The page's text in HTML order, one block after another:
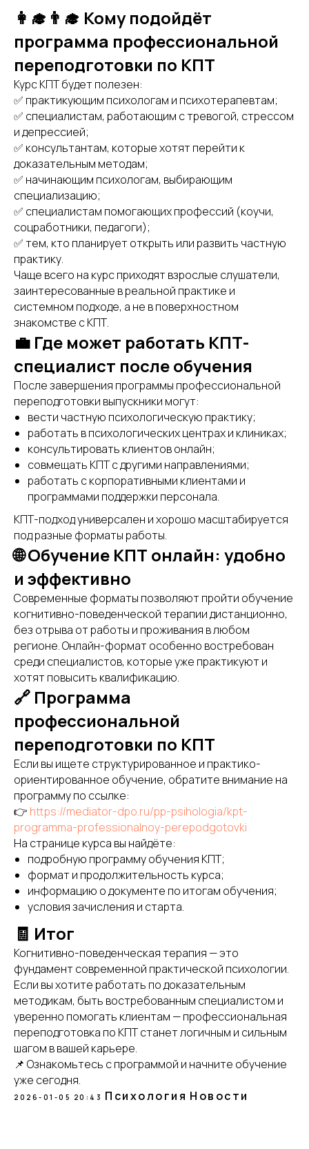
👩‍🎓👨‍🎓 Кому подойдёт
программа профессиональной
переподготовки по КПТ
Курс КПТ будет полезен:
✅ практикующим психологам и психотерапевтам;
✅ специалистам, работающим с тревогой, стрессом
и депрессией;
✅ консультантам, которые хотят перейти к
доказательным методам;
✅ начинающим психологам, выбирающим
специализацию;
✅ специалистам помогающих профессий (коучи,
соцработники, педагоги);
✅ тем, кто планирует открыть или развить частную
практику.
Чаще всего на курс приходят взрослые слушатели,
заинтересованные в реальной практике и
системном подходе, а не в поверхностном
знакомстве с КПТ.
💼 Где может работать КПТ-
специалист после обучения
После завершения программы профессиональной
переподготовки выпускники могут:
вести частную психологическую практику;
работать в психологических центрах и клиниках;
консультировать клиентов онлайн;
совмещать КПТ с другими направлениями;
работать с корпоративными клиентами и
программами поддержки персонала.
КПТ-подход универсален и хорошо масштабируется
под разные форматы работы.
🌐 Обучение КПТ онлайн: удобно
и эффективно
Современные форматы позволяют пройти обучение
когнитивно-поведенческой терапии дистанционно,
без отрыва от работы и проживания в любом
регионе. Онлайн-формат особенно востребован
среди специалистов, которые уже практикуют и
хотят повысить квалификацию.
🔗 Программа
профессиональной
переподготовки по КПТ
Если вы ищете структурированное и практико-
ориентированное обучение, обратите внимание на
программу по ссылке:
👉 https://mediator-dpo.ru/pp-psihologia/kpt-
programma-professionalnoy-perepodgotovki
На странице курса вы найдёте:
подробную программу обучения КПТ;
формат и продолжительность курса;
информацию о документе по итогам обучения;
условия зачисления и старта.
🧾 Итог
Когнитивно-поведенческая терапия — это
фундамент современной практической психологии.
Если вы хотите работать по доказательным
методикам, быть востребованным специалистом и
уверенно помогать клиентам — профессиональная
переподготовка по КПТ станет логичным и сильным
шагом в вашей карьере.
📌 Ознакомьтесь с программой и начните обучение
уже сегодня.
2026-01-05 20:43 Психология Новости